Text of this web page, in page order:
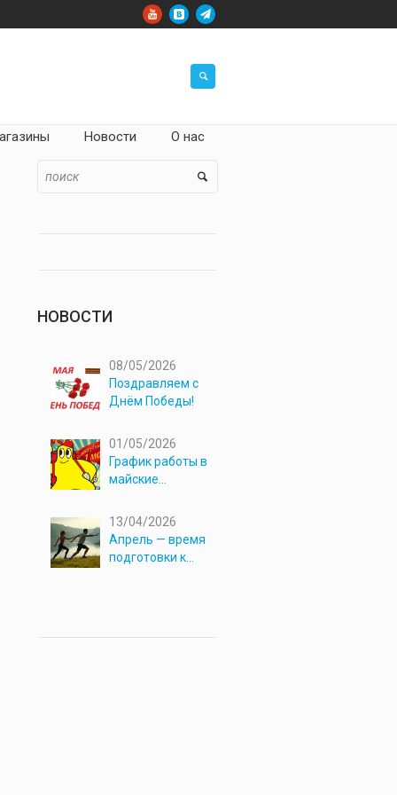
Новости О нас
НОВОСТИ
08/05/2026
Поздравляем с
Днём Победы!
01/05/2026
График работы в
майские
13/04/2026
Апрель — время
подготовки к